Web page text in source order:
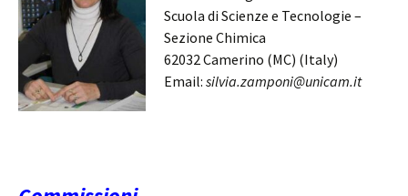
Scuola di Scienze e Tecnologie –
Sezione Chimica
62032 Camerino (MC) (Italy)
Email: silvia.zamponi@unicam.it